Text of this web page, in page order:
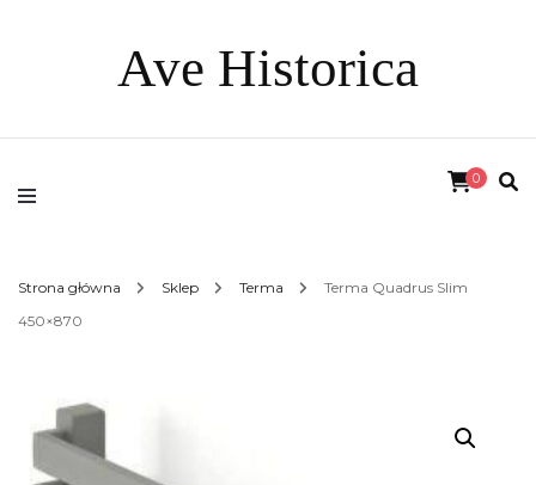
Ave Historica
0
Strona główna Sklep Terma
Terma Quadrus Slim
450×870